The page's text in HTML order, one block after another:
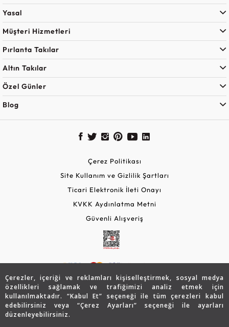
Çerezler, içeriği ve reklamları kişiselleştirmek, sosyal medya
özellikleri sağlamak ve trafiğimizi analiz etmek için
kullanılmaktadır. “Kabul Et” seçeneği ile tüm çerezleri kabul
edebilirsiniz veya “Çerez Ayarları” seçeneği ile ayarları
düzenleyebilirsiniz.
Yasal
Müşteri Hizmetleri
Pırlanta Takılar
Altın Takılar
Özel Günler
Blog
© 2026 Assos Diamond
Çerez Politikası
Site Kullanım ve Gizlilik Şartları
Ticari Elektronik İleti Onayı
KVKK Aydınlatma Metni
Güvenli Alışveriş